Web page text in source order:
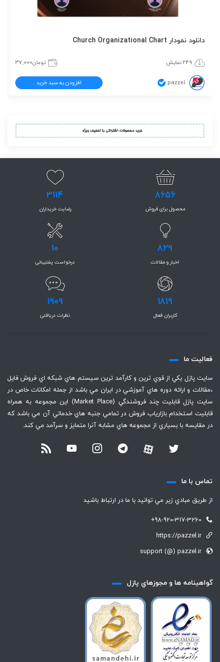
دانلود نمودار Church Organizational Chart
249 نمایش تومان37,000
pazzel افزودن به سبد خرید
8656
محصول برای فروش
3114
رضایت خریداران
829
اخبار و مقالات
10
درخواست پشتیبانی
1819
کاربران فعال
1909
نظرات دریافتی
فعاليت ما
سايت پازل يكي از قوي ترين و كارآمد ترين سيستم هاي شبكه اي فروش فايل
،‌مقالات و ارائه دوره هاي آموزشي در ايران مي باشد از جمله امكانات خاص در
سايت پازل قابليت چند فروشندگي (Market Place) اين مجموعه به همراه
قابليت استخدام بازارياب فروش در تمامي جنبه هاي خدماتي آن مي باشد كه
در مقايسه با بسياري از مجموعه هاي مشابه آنرا متمايز و سرآمد مي كند.
تماس با ما
از طريق مبادي زير مي توانيد با ما در ارتباط باشيد
+98-920-317-3260
https://pazzel.ir
support (@) pazzel.ir
گواهينامه ها و مجوزهاي پازل